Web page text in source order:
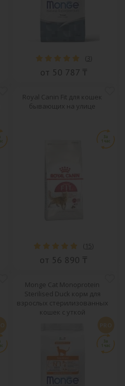
( 3)
от 50 787 ₸
Royal Canin Fit для кошек
бывающих на улице
( 15)
от 56 890 ₸
Monge Cat Monoprotein
Sterilised Duck корм для
взрослых стерилизованных
кошек с уткой